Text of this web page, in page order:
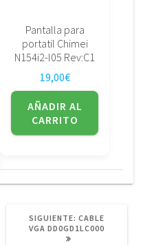
Pantalla para
portatil Chimei
N154i2-l05 Rev:C1
19,00€
AÑADIR AL
CARRITO
SIGUIENTE: SIGUIENTE
POST:
CABLE
VGA DD0GD1LC000